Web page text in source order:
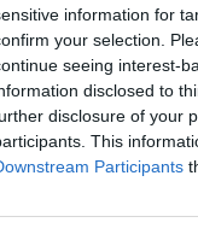
information for
your selection.
seeing interest-
disclosed to
disclosure of your
This
Participants
//EFE
como fuente
(Aemet)
en